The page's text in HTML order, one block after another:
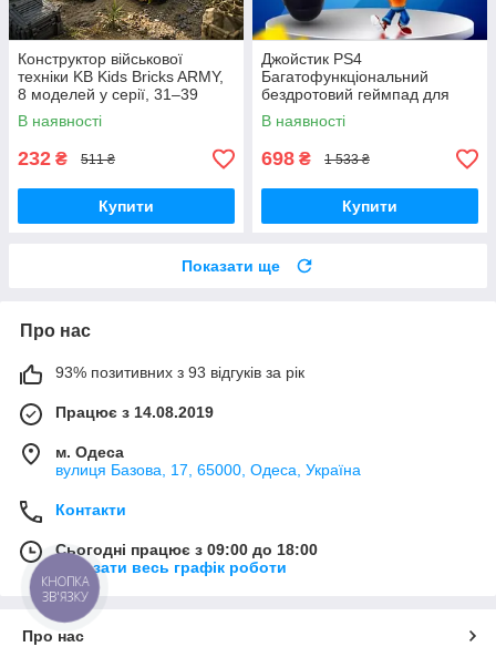
Конструктор військової
техніки KB Kids Bricks ARMY,
8 моделей у серії, 31–39
деталей, 6+
В наявності
232 ₴ 511 ₴
Купити
Джойстик PS4
Багатофункціональний
бездротовий геймпад для
Bluetooth-консолі з подвійною
вібрацією DualShock 4 V3.5
PlayStation 4,
В наявності
698 ₴ 1 533 ₴
Купити
Показати ще
Про нас
93% позитивних з 93 відгуків за рік
Працює з 14.08.2019
м. Одеса
вулиця Базова, 17, 65000, Одеса, Україна
Контакти
Сьогодні працює з 09:00 до 18:00
Показати весь графік роботи
Про нас
КНОПКА
ЗВ'ЯЗКУ